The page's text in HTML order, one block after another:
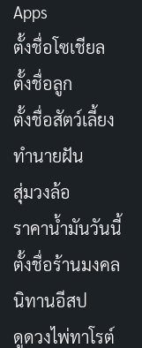
Apps
ตั้งชื่อโซเชียล
ตั้งชื่อลูก
ตั้งชื่อสัตว์เลี้ยง
ทำนายฝัน
สุ่มวงล้อ
ราคาน้ำมันวันนี้
ตั้งชื่อร้านมงคล
นิทานอีสป
ดูดวงไพ่ทาโรต์